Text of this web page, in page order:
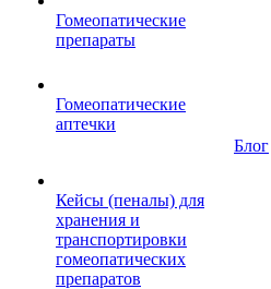
Гомеопатические
препараты
Гомеопатические
аптечки
Кейсы (пеналы) для
хранения и
транспортировки
гомеопатических
препаратов
Блог